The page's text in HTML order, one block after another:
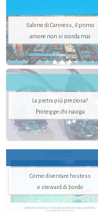
Salone di Canness, il primo
amore non si scorda mai
La pietra più preziosa?
Protegge chi naviga
Come diventare hostess
e steward di bordo